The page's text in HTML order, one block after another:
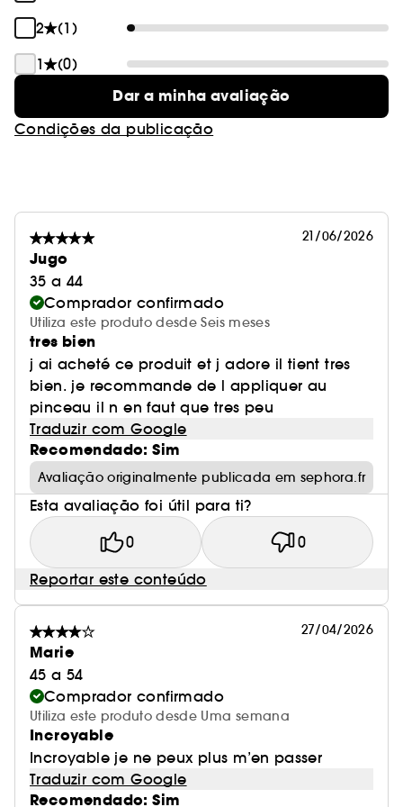
2
(1)
1
(0)
Dar a minha avaliação
Condições da publicação
21/06/2026
Jugo
35 a 44
Comprador confirmado
Utiliza este produto desde Seis meses
tres bien
j ai acheté ce produit et j adore il tient tres
bien. je recommande de l appliquer au
pinceau il n en faut que tres peu
Traduzir com Google
Recomendado: Sim
Avaliação originalmente publicada em sephora.fr
Esta avaliação foi útil para ti?
0 0
Reportar este conteúdo
27/04/2026
Marie
45 a 54
Comprador confirmado
Utiliza este produto desde Uma semana
Incroyable
Incroyable je ne peux plus m’en passer
Traduzir com Google
Recomendado: Sim